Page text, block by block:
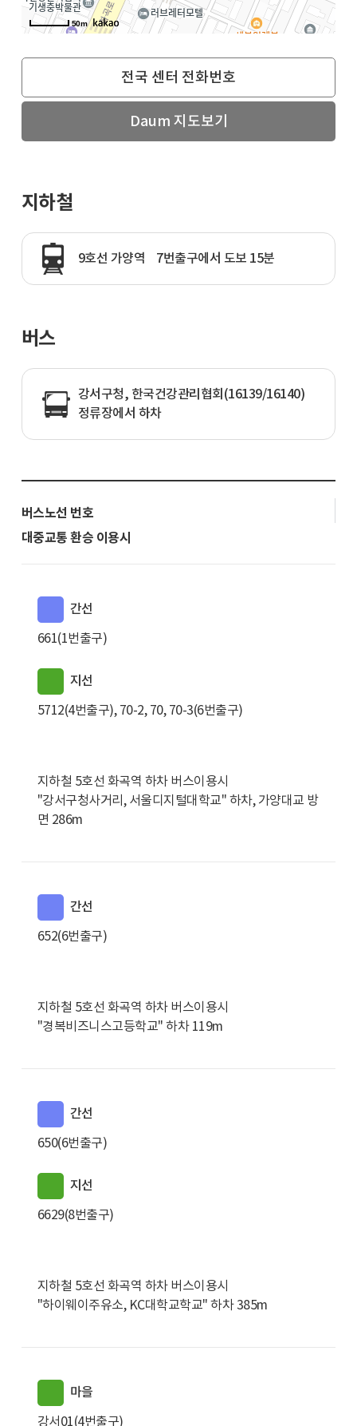
50m
전국 센터 전화번호
Daum 지도보기
지하철
9호선 가양역 7번출구에서 도보 15분
버스
강서구청, 한국건강관리협회(16139/16140)
정류장에서 하차
버스노선 번호
대중교통 환승 이용시
간선
661(1번출구)
지선
5712(4번출구), 70-2, 70, 70-3(6번출구)
지하철 5호선 화곡역 하차 버스이용시
"강서구청사거리, 서울디지털대학교" 하차, 가양대교 방
면 286m
간선
652(6번출구)
지하철 5호선 화곡역 하차 버스이용시
"경복비즈니스고등학교" 하차 119m
간선
650(6번출구)
지선
6629(8번출구)
지하철 5호선 화곡역 하차 버스이용시
"하이웨이주유소, KC대학교학교" 하차 385m
마을
강서01(4번출구)